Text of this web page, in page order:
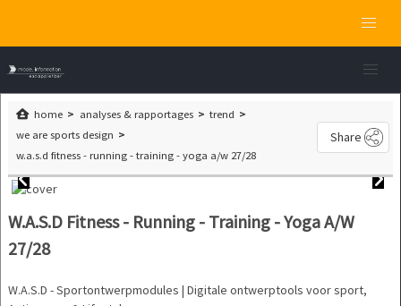
home analyses & rapportages
trend
we are sports design
w.a.s.d fitness - running - training - yoga a/w 27/28
Share
W.A.S.D Fitness - Running - Training - Yoga A/W
27/28
W.A.S.D - Sportontwerpmodules | Digitale ontwerptools voor sport,